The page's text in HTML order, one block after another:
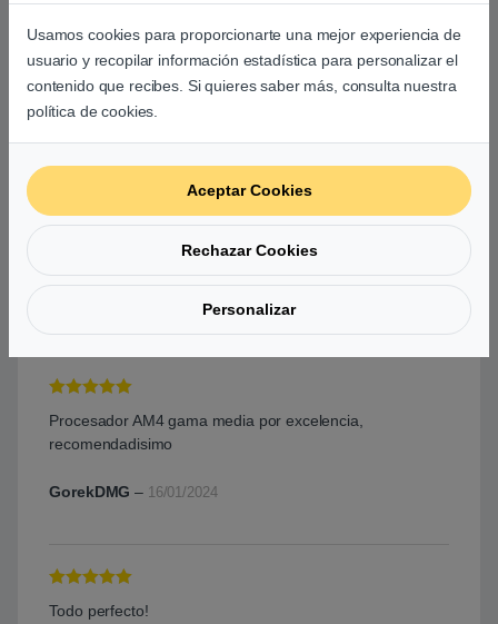
Valorado con
5de 5
Llego en perfecto estado y funciona de maravilla 100%
recomendado
Alejandro Velasco santinato
Valorado con
un excelente procesador, la tienda es muy buena,
siempre tienen los componentes disponibles
06/04/2024
5de 5
Procesador AM4 gama media por excelencia,
recomendadisimo
GorekDMG – 16/01/2024
5de 5
Todo perfecto!
Usamos cookies para proporcionarte una mejor experiencia de
usuario y recopilar información estadística para personalizar el
contenido que recibes. Si quieres saber más, consulta nuestra
política de cookies.
Aceptar Cookies
Rechazar Cookies
Personalizar